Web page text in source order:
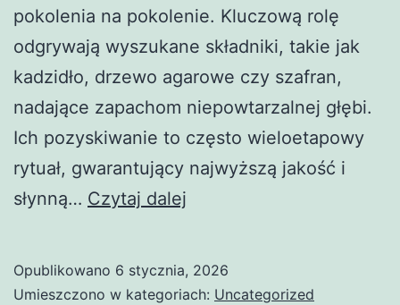
pokolenia na pokolenie. Kluczową rolę
odgrywają wyszukane składniki, takie jak
kadzidło, drzewo agarowe czy szafran,
nadające zapachom niepowtarzalnej głębi.
Ich pozyskiwanie to często wieloetapowy
rytuał, gwarantujący najwyższą jakość i
słynną… Czytaj dalej
luksus
Opublikowano 6 stycznia, 2026
Umieszczono w kategoriach: Uncategorized